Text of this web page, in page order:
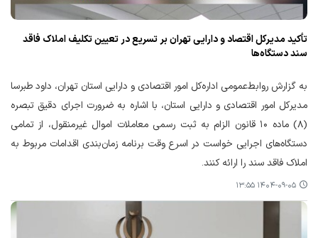
تأکید مدیرکل اقتصاد و دارایی تهران بر تسریع در تعیین تکلیف املاک فاقد
سند دستگاه‌ها
به گزارش روابط‌عمومی اداره‌کل امور اقتصادی و دارایی استان تهران، داود طبرسا
مدیرکل امور اقتصادی و دارایی استان، با اشاره به ضرورت اجرای دقیق تبصره
(۸) ماده ۱۰ قانون الزام به ثبت رسمی معاملات اموال غیرمنقول، از تمامی
دستگاه‌های اجرایی خواست در اسرع وقت برنامه زمان‌بندی اقدامات مربوط به
املاک فاقد سند را ارائه کنند.
۱۴۰۴-۰۹-۰۵ ۱۳:۵۵